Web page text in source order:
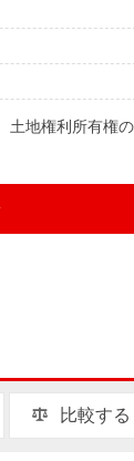
土地権利所有権
比較する